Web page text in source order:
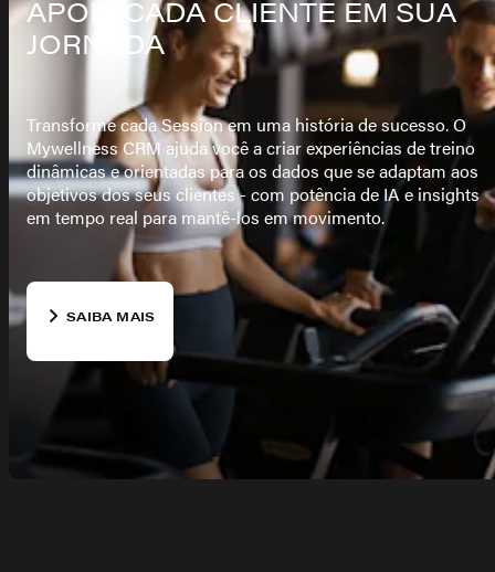
APOIE CADA CLIENTE EM SUA
JORNADA
Transforme cada Session em uma história de sucesso. O
Mywellness CRM ajuda você a criar experiências de treino
dinâmicas e orientadas para os dados que se adaptam aos
objetivos dos seus clientes - com potência de IA e insights
em tempo real para mantê-los em movimento.
SAIBA MAIS